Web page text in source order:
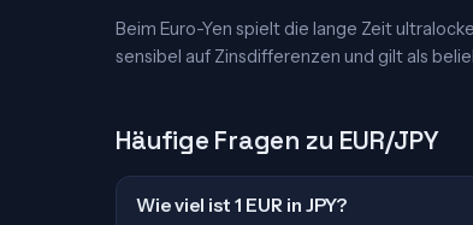
Beim Euro-Yen spielt die lange Zeit
sensibel auf Zinsdifferenzen und gilt als
Häufige Fragen zu EUR/JPY
Wie viel ist 1 EUR in JPY?